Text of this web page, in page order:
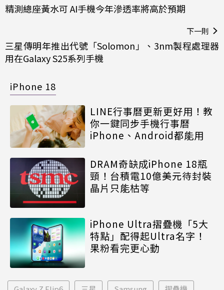
精測總座黃水可 AI手機今年滲透率將高於預期
下一則
三星傳明年推出代號「Solomon」、3nm製程處理器
用在Galaxy S25系列手機
iPhone 18
LINE行事曆更新更好用！教
你一鍵同步手機行事曆
iPhone、Android都能用
DRAM奇缺成iPhone 18瓶
頸！台積電10億美元待封裝
晶片只能枯等
iPhone Ultra摺疊機「5大
特點」配得起Ultra名字！
果粉看完更心動